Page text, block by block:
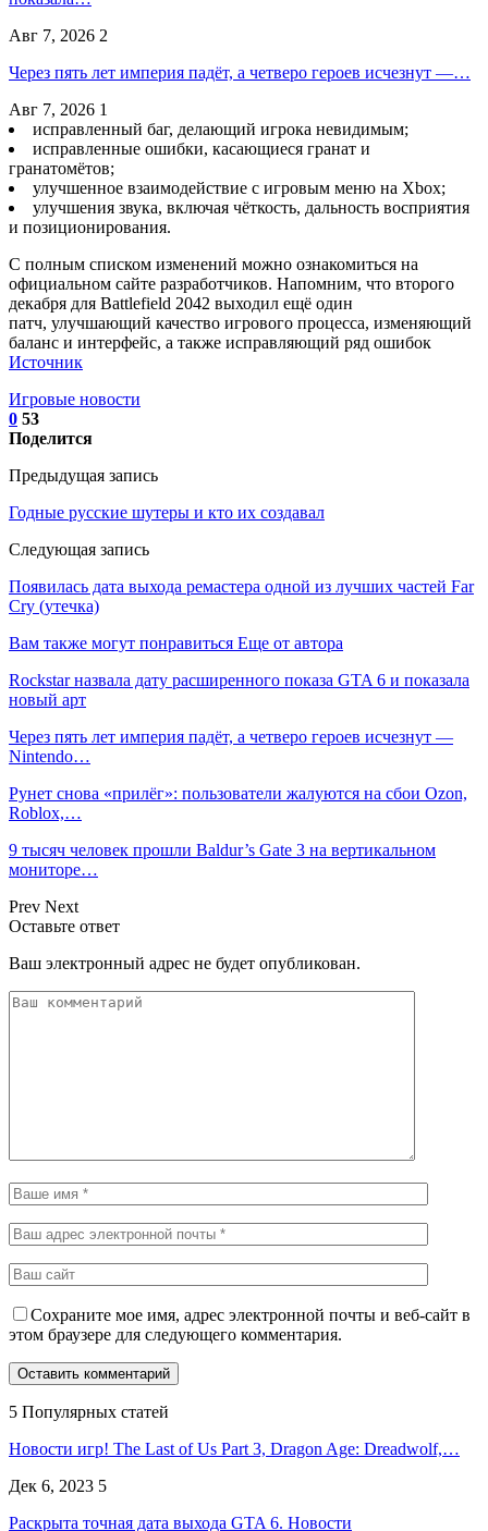
Авг 7, 2026 2
Через пять лет империя падёт, а четверо героев исчезнут —…
Авг 7, 2026 1
исправленный баг, делающий игрока невидимым;
исправленные ошибки, касающиеся гранат и
гранатомётов;
улучшенное взаимодействие с игровым меню на Xbox;
улучшения звука, включая чёткость, дальность восприятия
и позиционирования.
С полным списком изменений можно ознакомиться на
официальном сайте разработчиков. Напомним, что второго
декабря для Battlefield 2042 выходил ещё один
патч, улучшающий качество игрового процесса, изменяющий
баланс и интерфейс, а также исправляющий ряд ошибок
Источник
Игровые новости
0 53
Поделится
Предыдущая запись
Годные русские шутеры и кто их создавал
Следующая запись
Появилась дата выхода ремастера одной из лучших частей Far
Cry (утечка)
Вам также могут понравиться Еще от автора
Rockstar назвала дату расширенного показа GTA 6 и показала
новый арт
Через пять лет империя падёт, а четверо героев исчезнут —
Nintendo…
Рунет снова «прилёг»: пользователи жалуются на сбои Ozon,
Roblox,…
9 тысяч человек прошли Baldur’s Gate 3 на вертикальном
мониторе…
Prev Next
Оставьте ответ
Ваш электронный адрес не будет опубликован.
Сохраните мое имя, адрес электронной почты и веб-сайт в
этом браузере для следующего комментария.
5 Популярных статей
Новости игр! The Last of Us Part 3, Dragon Age: Dreadwolf,…
Дек 6, 2023 5
Раскрыта точная дата выхода GTA 6. Новости